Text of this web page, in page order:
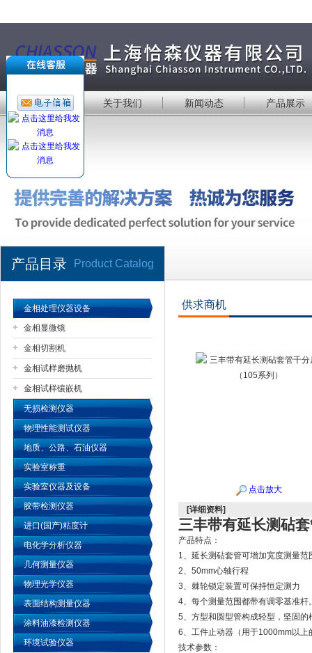
公司名称
首 页 关于我们 新闻动态 产品展示
产品目录 Product Catalog
金相处理仪器设备
金相显微镜
金相切割机
金相试样磨抛机
金相试样镶嵌机
无损检测仪器
物理性能测试仪器
地质、公路、石油仪器
实验室称重
实验室仪器及设备
胶带检测仪器
进口(国产)粘度计
电化学分析仪器
几何测量仪器
物理光学仪器
表面结构测量仪器
涂料油漆检测仪器
环境试验仪器
供求商机
点击放大
[详细资料]
三丰带有延长测砧
产品特点：
1、延长测砧套管可增加宽度测量范
2、 50mm心轴行程
3、棘轮锁定装置可保持恒定测力
4、每个测量范围都带有调零基准杆
5、方型和圆型管构成轻型，坚固的
6、工件止动器（用于1000mm以上
技术参数：